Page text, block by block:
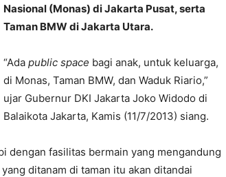
Nasional (Monas) di Jakarta Pusat, serta
Taman BMW di Jakarta Utara.
“Ada public space bagi anak, untuk keluarga,
di Monas, Taman BMW, dan Waduk Riario,”
ujar Gubernur DKI Jakarta Joko Widodo di
Balaikota Jakarta, Kamis (11/7/2013) siang.
dengan fasilitas bermain yang mengandung
ditanam di taman itu akan ditandai